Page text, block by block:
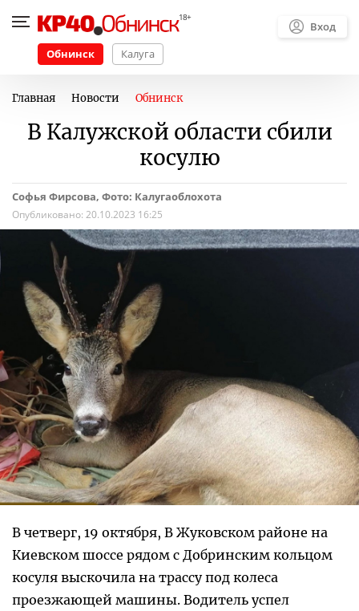
Обнинск Калуга
Вход
Главная Новости Обнинск
В Калужской области сбили
косулю
Софья Фирсова, Фото: Калугаоблохота
Опубликовано: 20.10.2023 16:25
В четверг, 19 октября, В Жуковском районе на
Киевском шоссе рядом с Добринским кольцом
косуля выскочила на трассу под колеса
проезжающей машины. Водитель успел